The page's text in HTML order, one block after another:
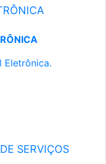
Eletrônica.
SERVIÇOS